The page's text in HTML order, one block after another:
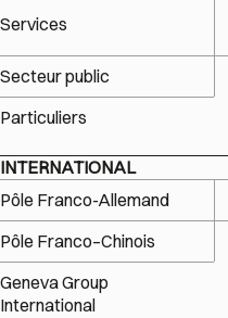
Services
Secteur public
Particuliers
INTERNATIONAL
Pôle Franco-Allemand
Pôle Franco–Chinois
Geneva Group
International